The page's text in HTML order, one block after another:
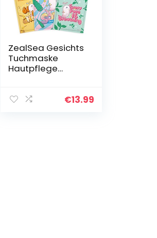
ZealSea Gesichts
Tuchmaske
Hautpflege
Set Hyaluron
€13.99